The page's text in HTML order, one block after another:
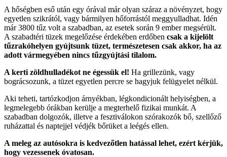
A hőségben eső után egy órával már olyan száraz a növényzet, hogy
egyetlen szikrától, vagy bármilyen hőforrástól meggyulladhat. Idén
már 3800 tűz volt a szabadban, az esetek során 9 ember megsérült.
A szabadtéri tüzek megelőzése érdekében erdőben csak a kijelölt
tűzrakóhelyen gyújtsunk tüzet, természetesen csak akkor, ha az
adott vármegyében nincs tűzgyújtási tilalom.
A kerti zöldhulladékot ne égessük el! Ha grillezünk, vagy
bográcsozunk, a tüzet egyetlen percre se hagyjuk felügyelet nélkül.
Aki teheti, tartózkodjon árnyékban, légkondicionált helyiségben, a
legmelegebb órákban kerülje a megterhelő fizikai munkát. A
szabadban dolgozók, illetve a fesztiválokon szórakozók bő, szellőző
ruházattal és naptejjel védjék bőrüket a leégés ellen.
A meleg az autósokra is kedvezőtlen hatással lehet, ezért kérjük,
hogy vezessenek óvatosan.